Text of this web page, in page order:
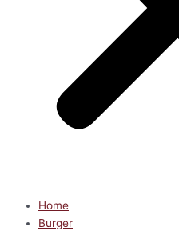
Home
Burger